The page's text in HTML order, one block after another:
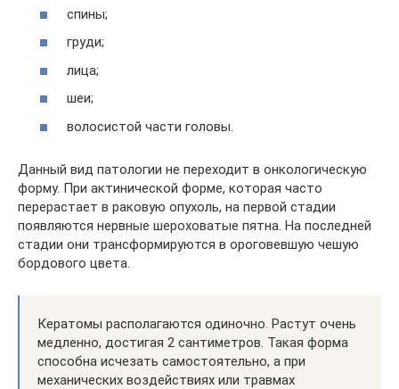
спины;
груди;
лица;
шеи;
волосистой части головы.
Данный вид патологии не переходит в онкологическую
форму. При актинической форме, которая часто
перерастает в раковую опухоль, на первой стадии
появляются нервные шероховатые пятна. На последней
стадии они трансформируются в ороговевшую чешую
бордового цвета.
Кератомы располагаются одиночно. Растут очень
медленно, достигая 2 сантиметров. Такая форма
способна исчезать самостоятельно, а при
механических воздействиях или травмах